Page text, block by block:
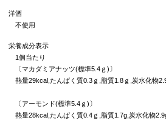
洋酒
不使用
栄養成分表示
1個当たり
〔マカダミアナッツ(標準5.4ｇ)〕
熱量29kcal,たんぱく質0.3ｇ,脂質1.8ｇ,炭水化物
〔アーモンド(標準5.4ｇ)〕
熱量28kcal,たんぱく質0.4ｇ,脂質1.7g,炭水化物